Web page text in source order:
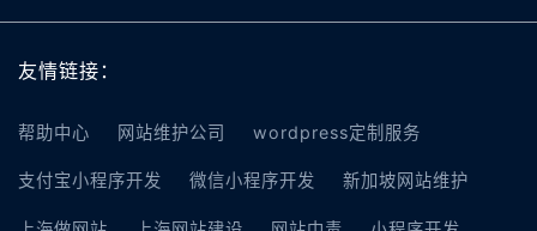
友情链接：
帮助中心 网站维护公司 wordpress定制服务
支付宝小程序开发 微信小程序开发 新加坡网站维护